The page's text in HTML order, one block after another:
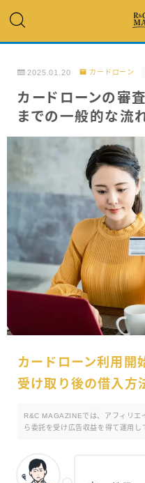
アコム・レイク・ プロ
銀行カードローン
キャッシング
「低金利」 で借りたい
カードローンランキング
2025.01.20 カードローン
カードローンの審
までの一般的な流
カードローン利用開
受け取り後の借入方
R&C MAGAZINEでは、アフィリエ
ら委託を受け広告収益を得て運用し